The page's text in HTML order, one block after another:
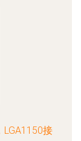
LGA1150接